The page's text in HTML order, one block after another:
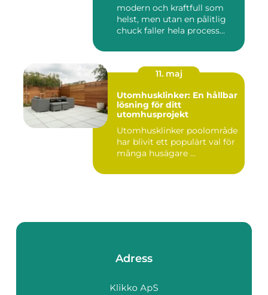
modern och kraftfull som
helst, men utan en pålitlig
chuck faller hela process...
11. maj
Utomhusklinker: En hållbar
lösning för ditt
utomhusprojekt
Utomhusklinker poolområde
har blivit ett populärt val för
många husägare ...
Adress